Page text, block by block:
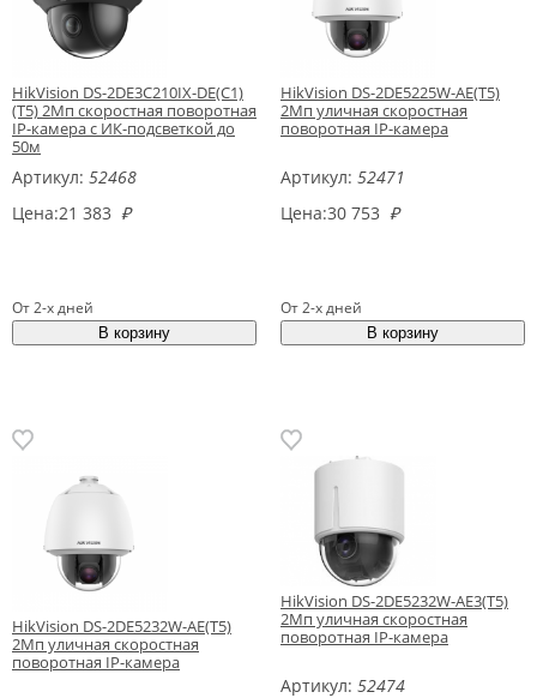
HikVision DS-2DE3C210IX-DE(C1)
(T5) 2Мп скоростная поворотная
IP-камера c ИК-подсветкой до
50м
Артикул: 52468
Цена:21 383 ₽
От 2-х дней
HikVision DS-2DE5225W-AE(T5)
2Мп уличная скоростная
поворотная IP-камера
Артикул: 52471
Цена:30 753 ₽
От 2-х дней
HikVision DS-2DE5232W-AE(T5)
2Мп уличная скоростная
поворотная IP-камера
HikVision DS-2DE5232W-AE3(T5)
2Мп уличная скоростная
поворотная IP-камера
Артикул: 52474